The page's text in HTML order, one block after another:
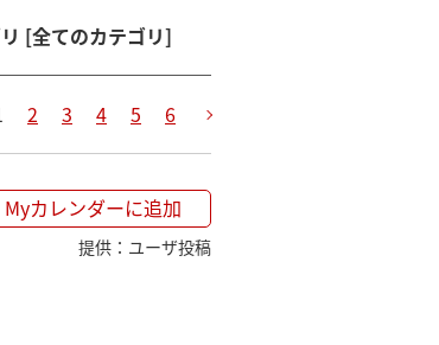
[全てのカテゴリ]
2 3 4 5 6
Myカレンダーに追加
提供 ： ユーザ投稿